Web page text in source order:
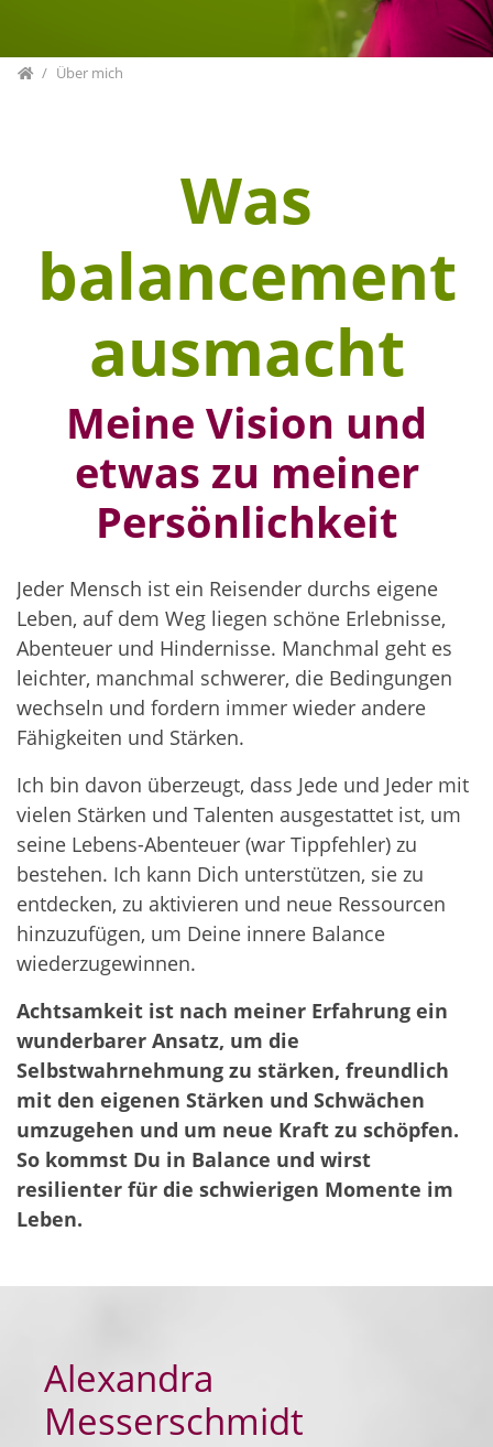
HomeÜber mich
Was
balancement
ausmacht
Meine Vision und
etwas zu meiner
Persönlichkeit
Jeder Mensch ist ein Reisender durchs eigene
Leben, auf dem Weg liegen schöne Erlebnisse,
Abenteuer und Hindernisse. Manchmal geht es
leichter, manchmal schwerer, die Bedingungen
wechseln und fordern immer wieder andere
Fähigkeiten und Stärken.
Ich bin davon überzeugt, dass Jede und Jeder mit
vielen Stärken und Talenten ausgestattet ist, um
seine Lebens-Abenteuer (war Tippfehler) zu
bestehen. Ich kann Dich unterstützen, sie zu
entdecken, zu aktivieren und neue Ressourcen
hinzuzufügen, um Deine innere Balance
wiederzugewinnen.
Achtsamkeit ist nach meiner Erfahrung ein
wunderbarer Ansatz, um die
Selbstwahrnehmung zu stärken, freundlich
mit den eigenen Stärken und Schwächen
umzugehen und um neue Kraft zu schöpfen.
So kommst Du in Balance und wirst
resilienter für die schwierigen Momente im
Leben.
Alexandra
Messerschmidt